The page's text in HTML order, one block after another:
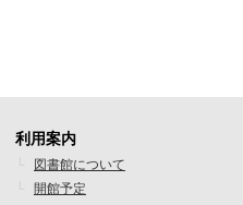
フ
利用案内
図書館について
開館予定